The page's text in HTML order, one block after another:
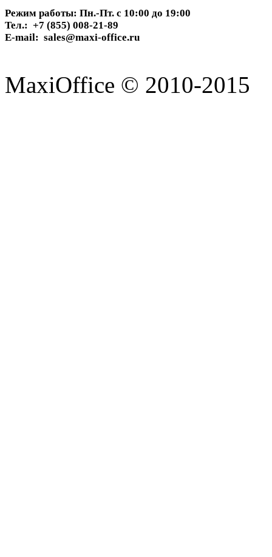
Режим работы: Пн.-Пт. с 10:00 до 19:00
Тел.: +7 (855) 008-21-89
E-mail: sales@maxi-office.ru
MaxiOffice © 2010-2015